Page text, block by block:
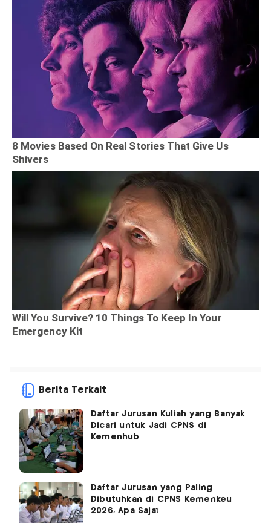
Berita Terkait
Daftar Jurusan Kuliah yang Banyak
Dicari untuk Jadi CPNS di
Kemenhub
Daftar Jurusan yang Paling
Dibutuhkan di CPNS Kemenkeu
2026, Apa Saja?